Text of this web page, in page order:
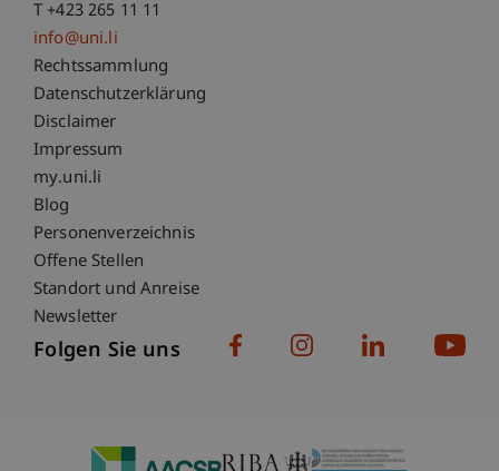
T +423 265 11 11
info@uni.li
Fußzeile Rechtliche Hinweise
Rechtssammlung
Datenschutzerklärung
Disclaimer
Impressum
Fußzeile Subdomain-Verzeichnis
my.uni.li
Blog
Personenverzeichnis
Offene Stellen
Standort und Anreise
Newsletter
Folgen Sie uns